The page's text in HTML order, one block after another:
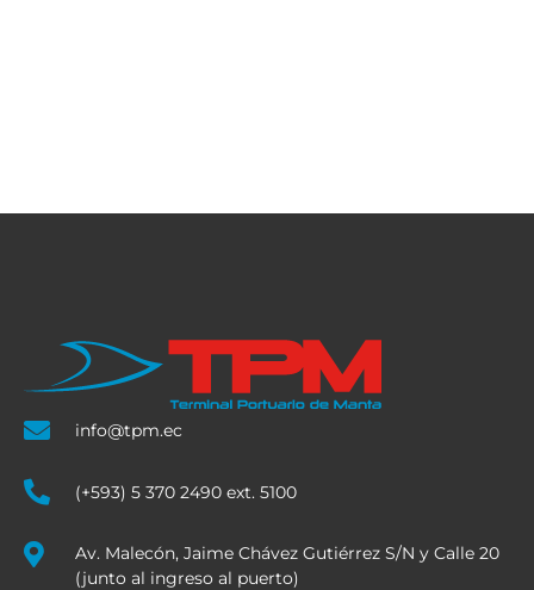
info@tpm.ec
(+593) 5 370 2490 ext. 5100
Av. Malecón, Jaime Chávez Gutiérrez S/N y Calle 20
(junto al ingreso al puerto)